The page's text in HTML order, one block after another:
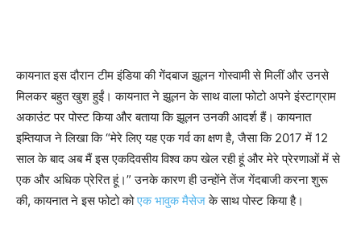
कायनात इस दौरान टीम इंडिया की गेंदबाज झूलन गोस्वामी से मिलीं और उनसे
मिलकर बहुत खुश हुईं। कायनात ने झूलन के साथ वाला फोटो अपने इंस्टाग्राम
अकाउंट पर पोस्ट किया और बताया कि झूलन उनकी आदर्श हैं। कायनात
इम्तियाज ने लिखा कि “मेरे लिए यह एक गर्व का क्षण है, जैसा कि 2017 में 12
साल के बाद अब मैं इस एकदिवसीय विश्व कप खेल रही हूं और मेरे प्रेरणाओं में से
एक और अधिक प्रेरित हूं।” उनके कारण ही उन्होंने तेंज गेंदबाजी करना शुरू
की, कायनात ने इस फोटो कोएक भावुक मैसेजके साथ पोस्ट किया है।